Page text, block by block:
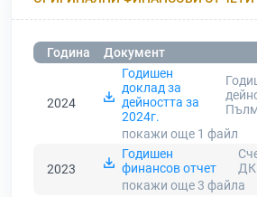
Година Документ
2024
Годишен
доклад за
дейността за
2024г.
покажи още 1 файл
2023
Годишен
финансов отчет
покажи още 3 файла